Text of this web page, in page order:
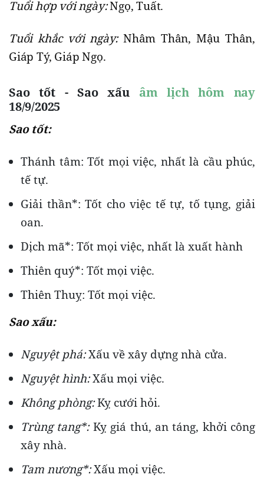
Tuổi hợp với ngày:Ngọ, Tuất.
Tuổi khắc với ngày:Nhâm Thân, Mậu Thân,
Giáp Tý, Giáp Ngọ.
Sao tốt - Sao xấu âm lịch hôm nay
18/9/2025
Sao tốt:
Thánh tâm: Tốt mọi việc, nhất là cầu phúc,
tế tự.
Giải thần*: Tốt cho việc tế tự, tố tụng, giải
oan.
Dịch mã*: Tốt mọi việc, nhất là xuất hành
Thiên quý*: Tốt mọi việc.
Thiên Thuỵ: Tốt mọi việc.
Sao xấu:
Nguyệt phá:Xấu về xây dựng nhà cửa.
Nguyệt hình:Xấu mọi việc.
Không phòng:Kỵ cưới hỏi.
Trùng tang*:Kỵ giá thú, an táng, khởi công
xây nhà.
Tam nương*:Xấu mọi việc.